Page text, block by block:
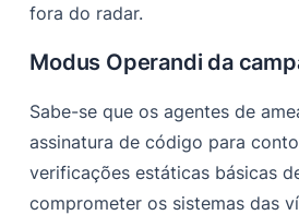
fora do radar.
Modus Operandi da
Sabe-se que os agentes de
assinatura de código para
verificações estáticas básicas
comprometer os sistemas das